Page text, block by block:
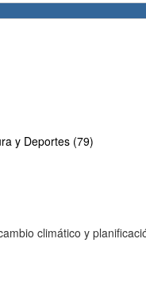
y Deportes (79)
climático y